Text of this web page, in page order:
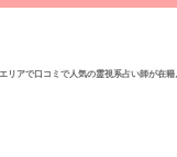
リアで口コミで人気の霊視系占い師が